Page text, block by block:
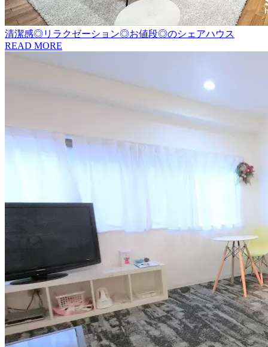
清潔感◎リラクゼーション◎お値段◎のシェアハウス
READ MORE